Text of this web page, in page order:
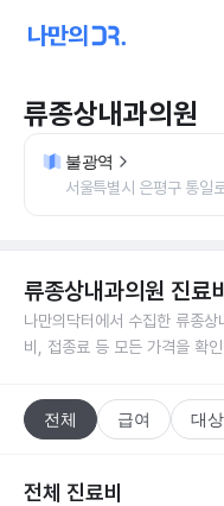
류종상내과의원
불광역
서울특별시 은평구 통일
류종상내과의원 진료
나만의닥터에서 수집한 류종상
비, 접종료 등 모든 가격을 확
전체 급여 대
전체 진료비